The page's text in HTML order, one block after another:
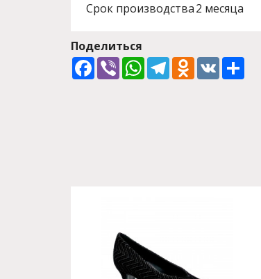
Срок производства2 месяца
Поделиться
Facebook
ViberWhatsApp
TelegramOdnoklassniki
VK